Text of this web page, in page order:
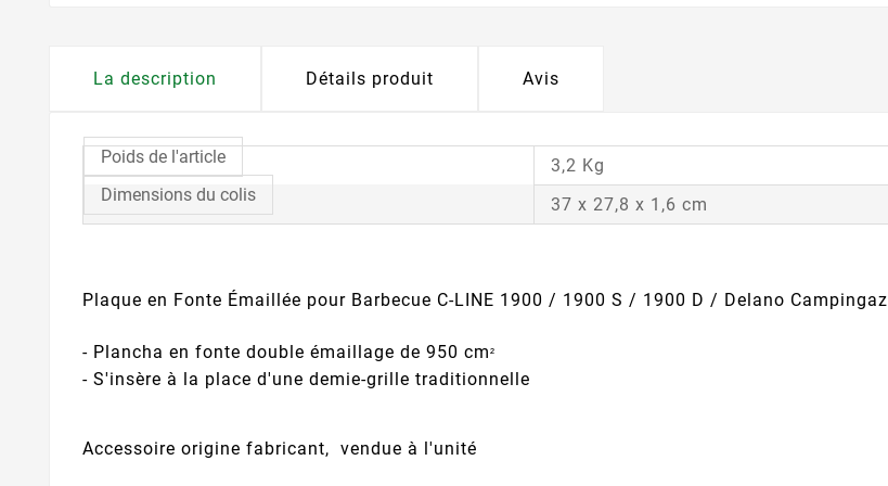
La description Détails produit Avis
Poids de l'article
3,2 Kg
Dimensions du colis
37 x 27,8 x 1,6 cm
Plaque en Fonte Émaillée pour Barbecue C-LINE 1900 / 1900 S / 1900 D / Delano Campingaz
- Plancha en fonte double émaillage de 950 cm²
- S'insère à la place d'une demie-grille traditionnelle
Accessoire origine fabricant, vendue à l'unité